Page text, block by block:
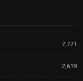
7,771
2,619